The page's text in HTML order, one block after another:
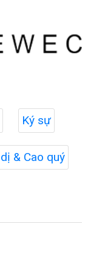
Ký sự
& Cao quý